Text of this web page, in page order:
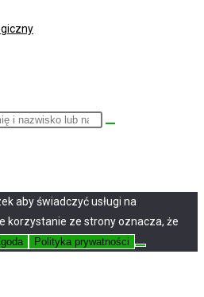
aby świadczyć usługi na
korzystanie ze strony oznacza, że
Polityka prywatności